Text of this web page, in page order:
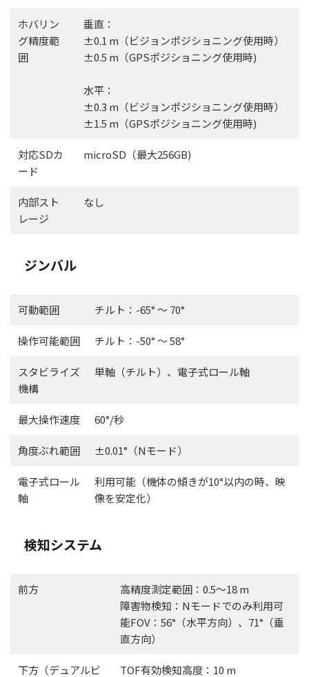
ホバリン
グ精度範
囲
垂直：
±0.1 m（ビジョンポジショニング使用時）
±0.5 m（GPSポジショニング使用時)
水平：
±0.3 m（ビジョンポジショニング使用時）
±1.5 m（GPSポジショニング使用時)
対応SDカ
ード
microSD（最大256GB)
内部スト
レージ
なし
ジンバル
可動範囲 チルト：-65° ～ 70°
操作可能範囲 チルト：-50° ～ 58°
スタビライズ
機構
単軸（チルト）、電子式ロール軸
最大操作速度 60°/秒
角度ぶれ範囲 ±0.01°（Nモード）
電子式ロール
軸
利用可能（機体の傾きが10°以内の時、映
像を安定化）
検知システム
前方
高精度測定範囲：0.5～18 m
障害物検知：Nモードでのみ利用可
能FOV：56°（水平方向）、71°（垂
直方向）
下方（デュアルビ TOF有効検知高度：10 m